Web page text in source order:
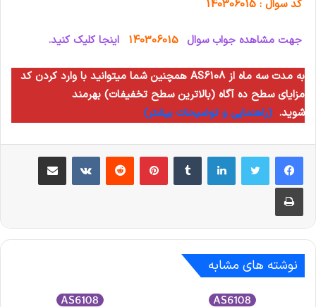
کد سوال : 140306015
جهت مشاهده جواب سوال 140306015 اینجا کلیک کنید.
همچنین شما میتوانید با وارد کردن کد AS6108 به مدت سه ماه از
مزایای سطح ده آگاه (بالاترین سطح تخفیفات) بهرمند
شوید. (راهنمایی و توضیحات بیشتر)
لینکدین ‫تامبلر ‫پین‌ترست‫رددیت ‫VKontakteاشتراک گذاری از طریق ایمیل
چاپ
نوشته های مشابه